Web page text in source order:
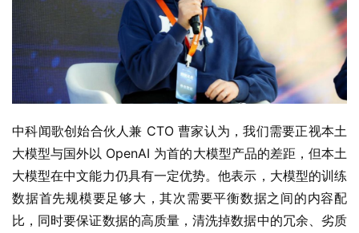
中科闻歌创始合伙人兼 CTO 曹家认为，我们需要正视本土
大模型与国外以 OpenAI 为首的大模型产品的差距，但本土
大模型在中文能力仍具有一定优势。他表示，大模型的训练
数据首先规模要足够大，其次需要平衡数据之间的内容配
比，同时要保证数据的高质量，清洗掉数据中的冗余、劣质
信息。